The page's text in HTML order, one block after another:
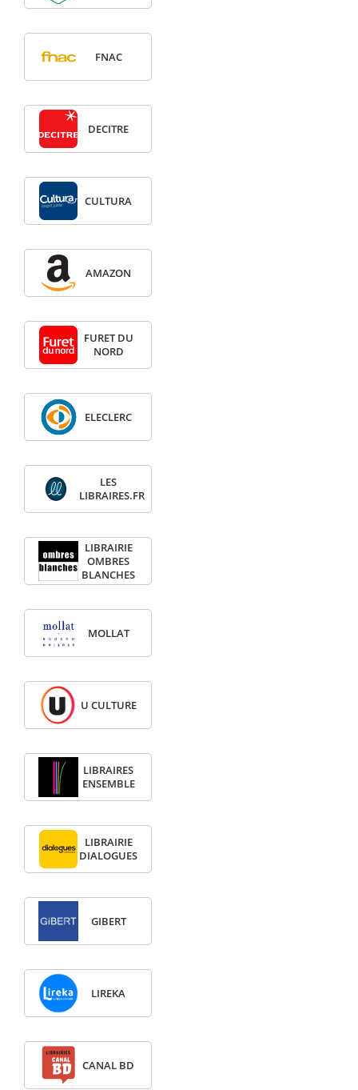
FNAC
DECITRE
CULTURA
AMAZON
FURET DU
NORD
ELECLERC
LES
LIBRAIRES.FR
LIBRAIRIE
OMBRES
BLANCHES
MOLLAT
U CULTURE
LIBRAIRES
ENSEMBLE
LIBRAIRIE
DIALOGUES
GIBERT
LIREKA
CANAL BD